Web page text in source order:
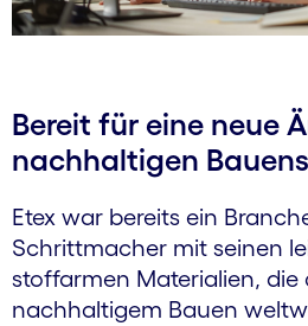
Bereit für eine neue
nachhaltigen Bauens
Etex war bereits ein
Schritt­macher mit seinen
stoffarmen Materialien, die
nachhaltigem Bauen